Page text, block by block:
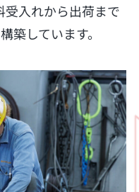
入れから出荷まで
築しています。